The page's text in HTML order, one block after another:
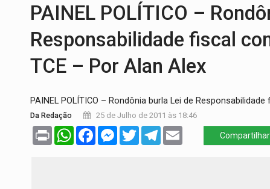
PAINEL POLÍTICO –
Responsabilidade fiscal
TCE – Por Alan Alex
PAINEL POLÍTICO – Rondônia burla Lei de
Da Redação 25 de Julho de 2011 às 18:46
Print WhatsAppFacebookMessenger
TwitterTelegram